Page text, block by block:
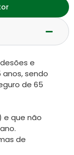
e
sendo
de 65
e que não
de